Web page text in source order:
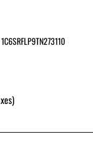
1C6SRFLP9TN273110